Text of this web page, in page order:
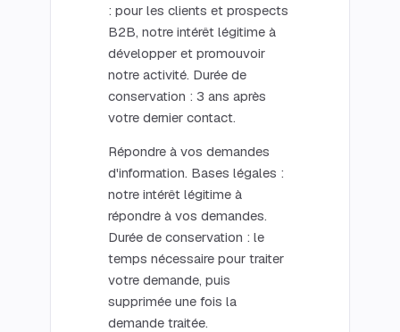
: pour les clients et prospects
B2B, notre intérêt légitime à
développer et promouvoir
notre activité. Durée de
conservation : 3 ans après
votre dernier contact.
Répondre à vos demandes
d'information. Bases légales :
notre intérêt légitime à
répondre à vos demandes.
Durée de conservation : le
temps nécessaire pour traiter
votre demande, puis
supprimée une fois la
demande traitée.